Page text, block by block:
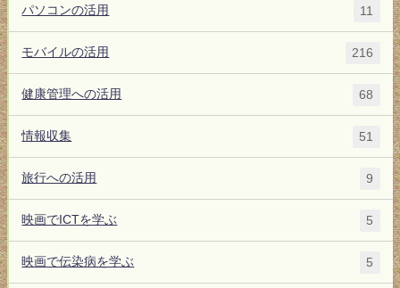
パソコンの活用 11
モバイルの活用 216
健康管理への活用 68
情報収集 51
旅行への活用 9
映画でICTを学ぶ 5
映画で伝染病を学ぶ 5